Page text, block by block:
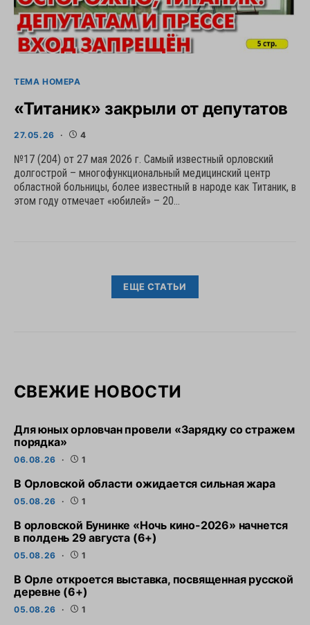
ТЕМА НОМЕРА
«Титаник» закрыли от депутатов
27.05.26 4
№17 (204) от 27 мая 2026 г. Самый известный орловский
долгострой – многофункциональный медицинский центр
областной больницы, более известный в народе как Титаник, в
этом году отмечает «юбилей» – 20…
ЕЩЕ СТАТЬИ
СВЕЖИЕ НОВОСТИ
Для юных орловчан провели «Зарядку со стражем
порядка»
06.08.26 1
В Орловской области ожидается сильная жара
05.08.26 1
В орловской Бунинке «Ночь кино-2026» начнется
в полдень 29 августа (6+)
05.08.26 1
В Орле откроется выставка, посвященная русской
деревне (6+)
05.08.26 1